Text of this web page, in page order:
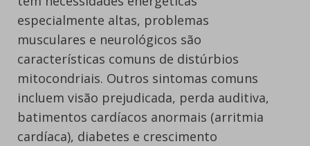
especialmente altas, problemas
musculares e neurológicos são
características comuns de distúrbios
mitocondriais. Outros sintomas comuns
incluem visão prejudicada, perda auditiva,
batimentos cardíacos anormais (arritmia
cardíaca), diabetes e crescimento